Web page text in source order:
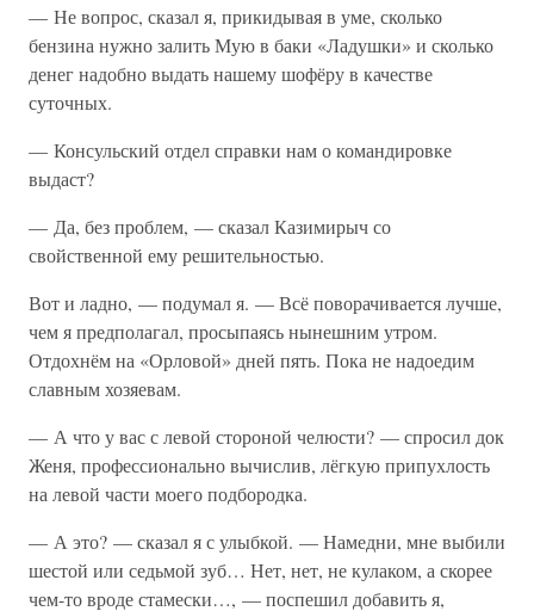
— Не вопрос, сказал я, прикидывая в уме, сколько
бензина нужно залить Мую в баки «Ладушки» и сколько
денег надобно выдать нашему шофёру в качестве
суточных.
— Консульский отдел справки нам о командировке
выдаст?
— Да, без проблем, — сказал Казимирыч со
свойственной ему решительностью.
Вот и ладно, — подумал я. — Всё поворачивается лучше,
чем я предполагал, просыпаясь нынешним утром.
Отдохнём на «Орловой» дней пять. Пока не надоедим
славным хозяевам.
— А что у вас с левой стороной челюсти? — спросил док
Женя, профессионально вычислив, лёгкую припухлость
на левой части моего подбородка.
— А это? — сказал я с улыбкой. — Намедни, мне выбили
шестой или седьмой зуб… Нет, нет, не кулаком, а скорее
чем-то вроде стамески…, — поспешил добавить я,